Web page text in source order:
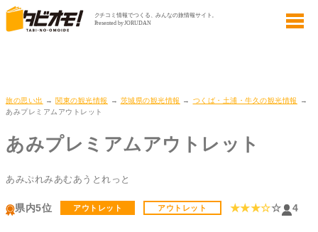
旅の思い出 → 関東の観光情報 → 茨城県の観光情報 → つくば・土浦・牛久の観光情報
→
あみプレミアムアウトレット
あみプレミアムアウトレット
あみぷれみあむあうとれっと
県内5位 アウトレット アウトレット ★★★☆☆ 4